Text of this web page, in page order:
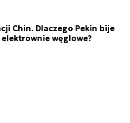
Chin. Dlaczego Pekin bije
węglowe?